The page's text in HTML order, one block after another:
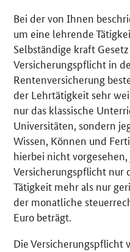
Bei der von Ihnen
um eine lehrende
Selbständige kraft
Versicherungspflicht in
Rentenversicherung
der Lehrtätigkeit sehr
nur das klassische
Universitäten, sondern
Wissen, Können und
hierbei nicht
Versicherungspflicht nur
Tätigkeit mehr als nur
der monatliche
Euro beträgt.
Die Versicherungspflicht